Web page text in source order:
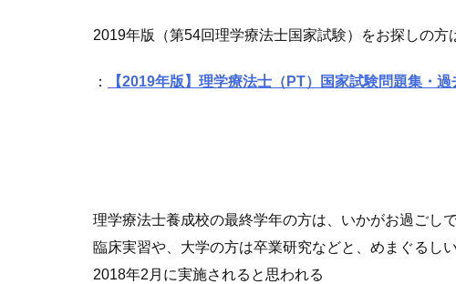
2019年版（第54回理学療法士国家試験）をお探しの方
： 【2019年版】理学療法士（PT）国家試験問題集・
理学療法士養成校の最終学年の方は、いかがお過ごし
臨床実習や、大学の方は卒業研究などと、めまぐるし
2018年2月に実施されると思われる